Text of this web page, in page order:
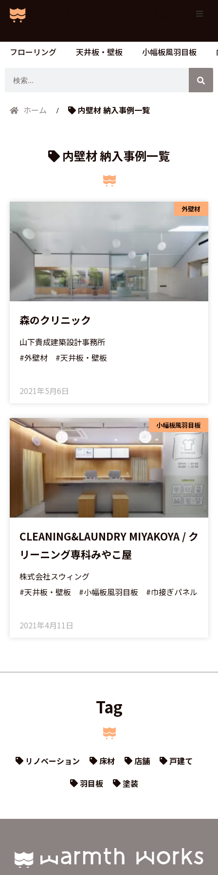
フローリング 天井板・壁板 小幅板風羽目板
ホーム
内壁材 納入事例一覧
内壁材 納入事例一覧
外壁材
森のクリニック
山下貴成建築設計事務所
#外壁材 #天井板・壁板
2021年5月6日
小幅板風羽目板
CLEANING&LAUNDRY MIYAKOYA / ク
リーニング専科みやこ屋
株式会社スウィング
#天井板・壁板 #小幅板風羽目板 #巾接ぎパネル
2021年4月11日
Tag
リノベーション 床材 店舗
戸建て
羽目板
塗装